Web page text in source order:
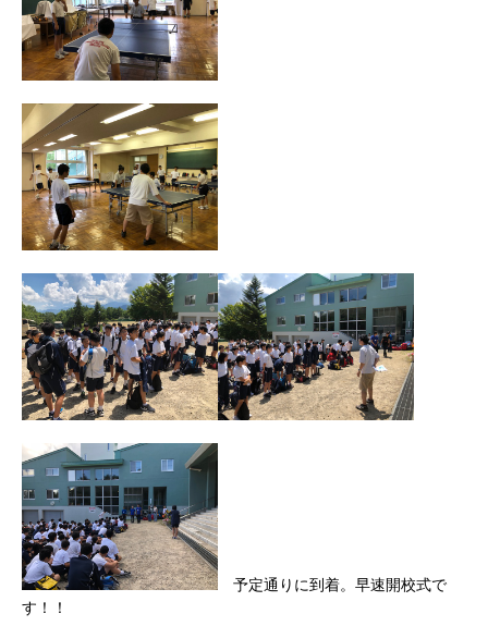
予定通りに到着。早速開校式で
す！！